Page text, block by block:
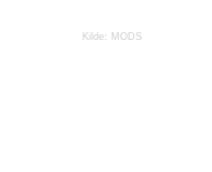
Kilde: MODS